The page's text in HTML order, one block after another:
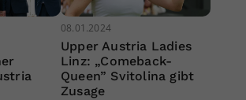
08.01.2024
Upper Austria Ladies
Linz: „Comeback-
Queen” Svitolina gibt
Zusage